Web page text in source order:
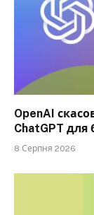
OpenAI
ChatGPT для
8 Серпня 2026